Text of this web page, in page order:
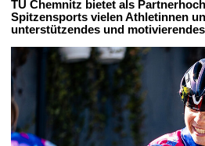
TU Chemnitz bietet als
Spitzensports vielen Athletinnen
unterstützendes und